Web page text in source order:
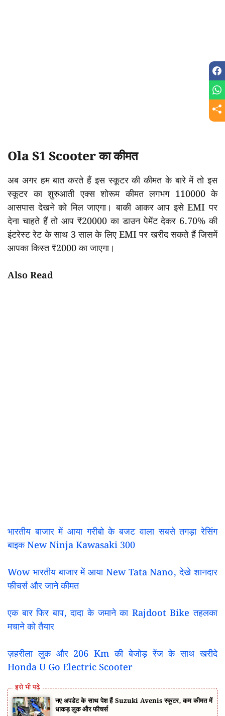
Ola S1 Scooter का कीमत
अब अगर हम बात करते हैं इस स्कूटर की कीमत के बारे में तो इस
स्कूटर का शुरुआती एक्स शोरूम कीमत लगभग 110000 के
आसपास देखने को मिल जाएगा। बाकी आकर आप इसे EMI पर
देना चाहते हैं तो आप ₹20000 का डाउन पेमेंट देकर 6.70% की
इंटरेस्ट रेट के साथ 3 साल के लिए EMI पर खरीद सकते हैं जिसमें
आपका किस्त ₹2000 का जाएगा।
Also Read
भारतीय बाजार में आया गरीबो के बजट वाला सबसे तगड़ा रेसिंग
बाइक New Ninja Kawasaki 300
Wow भारतीय बाजार में आया New Tata Nano, देखे शानदार
फीचर्स और जाने कीमत
एक बार फिर बाप, दादा के जमाने का Rajdoot Bike तहलका
मचाने को तैयार
ज़हरीला लुक और 206 Km की बेजोड़ रेंज के साथ खरीदे
Honda U Go Electric Scooter
नए अपडेट के साथ पेश हैं Suzuki Avenis स्कूटर, कम कीमत में
धाकड़ लुक और फीचर्स